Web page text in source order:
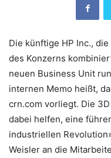
Die künftige HP Inc.,
des Konzerns
neuen Business Unit
internen Memo heißt,
crn.com vorliegt. Die
dabei helfen, eine
industriellen
Weisler an die